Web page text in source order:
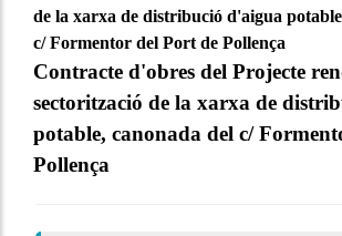
de la xarxa de distribució d'aigua
c/ Formentor del Port de Pollença
Contracte d'obres del Projecte
sectorització de la xarxa de
potable, canonada del c/
Pollença